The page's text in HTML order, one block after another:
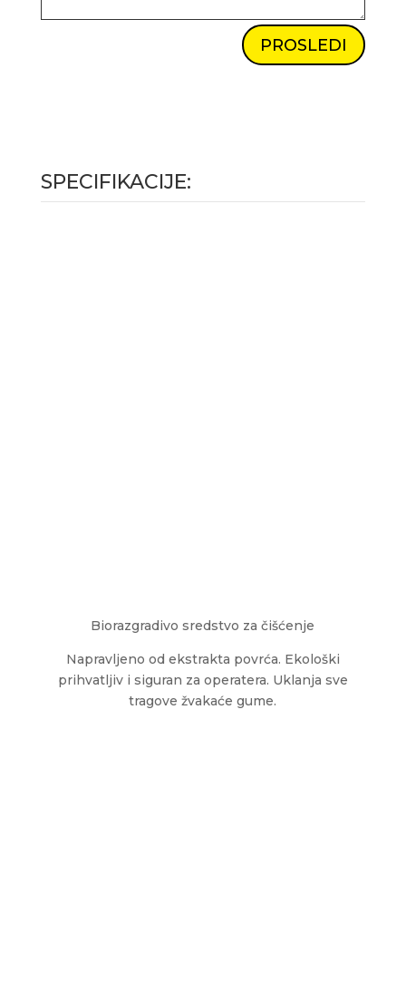
PROSLEDI
SPECIFIKACIJE:
Biorazgradivo sredstvo za čišćenje
Napravljeno od ekstrakta povrća. Ekološki
prihvatljiv i siguran za operatera. Uklanja sve
tragove žvakaće gume.